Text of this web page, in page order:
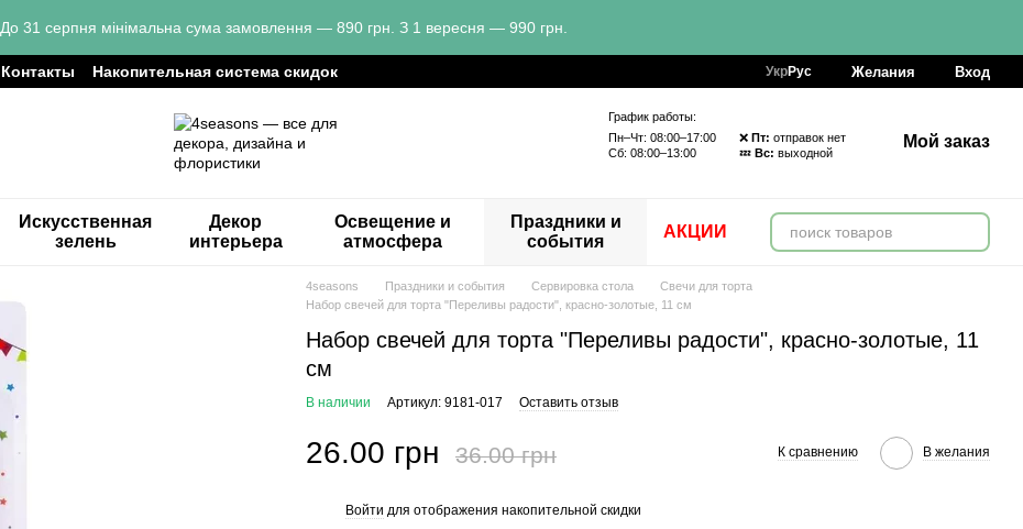
До 31 серпня мінімальна сума замовлення — 890 грн. З 1 вересня — 990 грн.
Контакты Накопительная система скидок УкрРус Желания Вход
График работы:
Пн–Чт: 08:00–17:00 ❌ Пт: отправок нет
Сб: 08:00–13:00 💤 Вс: выходной
Мой заказ
Искусственная
зелень
Декор
интерьера
Освещение и
атмосфера
Праздники и
события
АКЦИИ
4seasons Праздники и события Сервировка стола
Свечи для торта
Набор свечей для торта "Переливы радости", красно-золотые, 11 см
Набор свечей для торта "Переливы радости", красно-золотые, 11
см
В наличии Артикул: 9181-017 Оставить отзыв
26.00 грн 36.00 грн К сравнению В желания
Войти для отображения накопительной скидки